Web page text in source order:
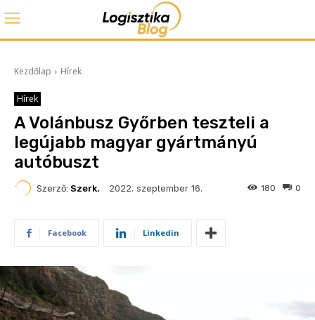
Kezdőlap Hírek
Hírek
A Volánbusz Győrben teszteli a
legújabb magyar gyártmányú
autóbuszt
Szerző: Szerk. 2022. szeptember 16. 0
180
Facebook Linkedin